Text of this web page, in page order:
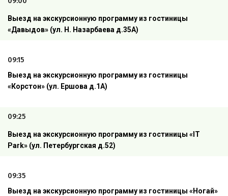
Выезд на экскурсионную программу из гостиницы
«Давыдов» (ул. Н. Назарбаева д.35А)
09:15
Выезд на экскурсионную программу из гостиницы
«Корстон» (ул. Ершова д.1А)
09:25
Выезд на экскурсионную программу из гостиницы « IT
Park» (ул. Петербургская д.52)
09:35
Выезд на экскурсионную программу из гостиницы «Ногай»